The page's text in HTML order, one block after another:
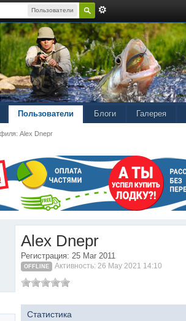
Пользователи
Пользователи Блоги Галерея
Alex Dnepr
Alex Dnepr
Регистрация: 25 Mar 2011
OFFLINE Активность: 26 May 2021 14:10
Статистика